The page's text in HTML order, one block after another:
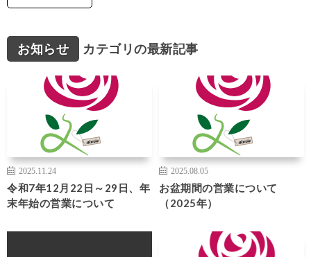
お知らせ カテゴリの最新記事
2025.11.24
令和7年12月22日～29日、年
末年始の営業について
2025.08.05
お盆期間の営業について
（2025年）